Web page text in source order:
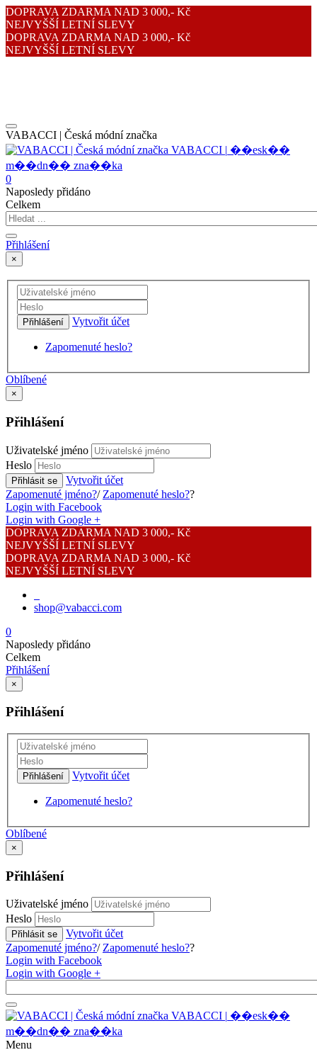
DOPRAVA ZDARMA NAD 3 000,- Kč
NEJVYŠŠÍ LETNÍ SLEVY
DOPRAVA ZDARMA NAD 3 000,- Kč
NEJVYŠŠÍ LETNÍ SLEVY
VABACCI | Česká módní značka
VABACCI | ��esk��
m��dn�� zna��ka
0
Naposledy přidáno
Celkem
Přihlášení
×
Přihlášení Vytvořit účet
Zapomenuté heslo?
Oblíbené
×
Přihlášení
Uživatelské jméno
Heslo
Přihlásit se
Vytvořit účet
Zapomenuté jméno?/ Zapomenuté heslo??
Login with Facebook
Login with Google +
DOPRAVA ZDARMA NAD 3 000,- Kč
NEJVYŠŠÍ LETNÍ SLEVY
DOPRAVA ZDARMA NAD 3 000,- Kč
NEJVYŠŠÍ LETNÍ SLEVY
shop@vabacci.com
0
Naposledy přidáno
Celkem
Přihlášení
×
Přihlášení
Přihlášení Vytvořit účet
Zapomenuté heslo?
Oblíbené
×
Přihlášení
Uživatelské jméno
Heslo
Přihlásit se
Vytvořit účet
Zapomenuté jméno?/ Zapomenuté heslo??
Login with Facebook
Login with Google +
VABACCI | ��esk��
m��dn�� zna��ka
Menu